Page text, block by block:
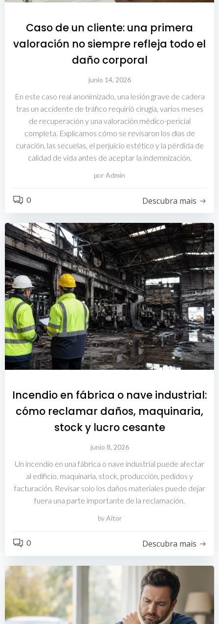
Caso de un cliente: una primera
valoración no siempre refleja todo el
daño corporal
junio 14, 2026
En este caso real anonimizado, una lesión grave de cadera
tras un accidente de tráfico requirió cirugía, varios meses
de recuperación y una valoración médico-pericial
completa. Explicamos cómo se revisaron los días de
curación, las secuelas, el perjuicio estético y la pérdida de
calidad de vida antes de aceptar la indemnización.
por Admin
0 Descubra mais
Incendio en fábrica o nave industrial:
cómo reclamar daños, maquinaria,
stock y lucro cesante
junio 8, 2026
Un incendio en una fábrica o nave industrial puede afectar
al edificio, maquinaria, stock, producción, pedidos y
facturación. Revisar solo los daños materiales puede dejar
fuera una parte importante de la reclamación.
byAitor
0 Descubra mais